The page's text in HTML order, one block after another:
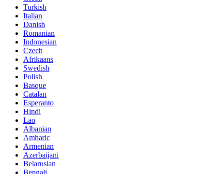
Turkish
Italian
Danish
Romanian
Indonesian
Czech
Afrikaans
Swedish
Polish
Basque
Catalan
Esperanto
Hindi
Lao
Albanian
Amharic
Armenian
Azerbaijani
Belarusian